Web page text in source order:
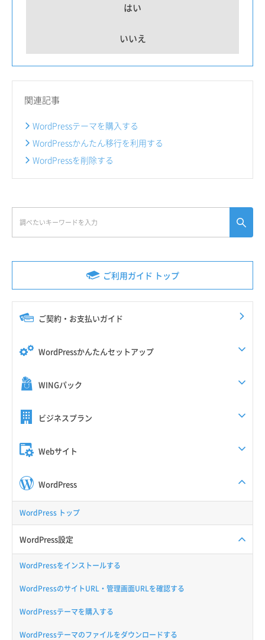
ご利用ガイド トップ
ご契約・お支払いガイド
WordPressかんたんセットアップ
WINGパック
ビジネスプラン
Webサイト
WordPress
WordPress トップ
WordPress設定
WordPressをインストールする
WordPressのサイトURL・管理画面URLを確認する
WordPressテーマを購入する
WordPressテーマのファイルをダウンロードする
はい
いいえ
関連記事
WordPressテーマを購入する
WordPressかんたん移行を利用する
WordPressを削除する